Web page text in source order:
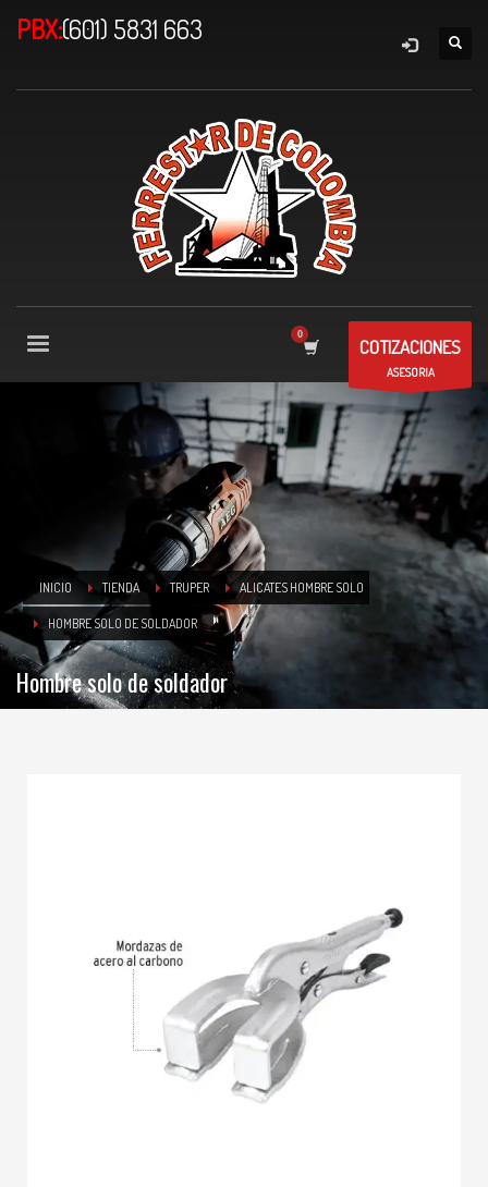
PBX:(601) 5831 663
COTIZACIONES
ASESORIA
INICIO TIENDA TRUPER ALICATES HOMBRE SOLO
HOMBRE SOLO DE SOLDADOR
Hombre solo de soldador